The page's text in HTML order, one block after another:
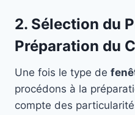
2. Sélection du
Préparation du
Une fois le type de
procédons à la
compte des